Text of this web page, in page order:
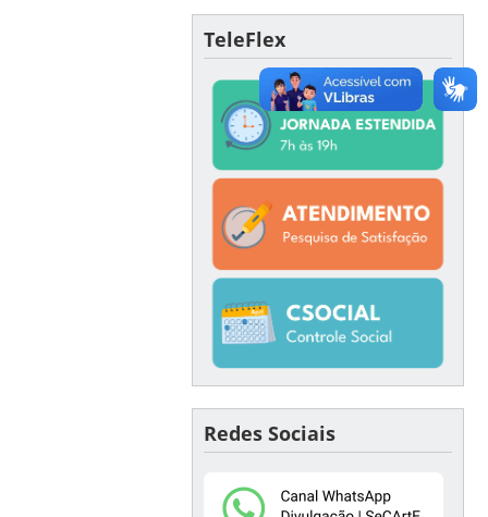
TeleFlex
Redes Sociais